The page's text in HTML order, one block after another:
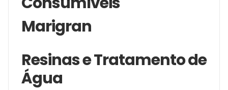
Marigran
Resinas e Tratamento de
Água